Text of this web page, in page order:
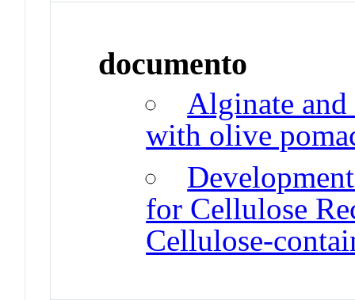
documento
Alginate
with olive
for Cellulose
Cellulose-